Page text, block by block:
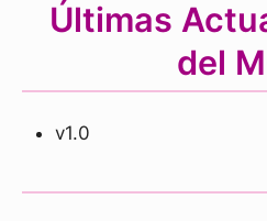
Últimas
del
v1.0